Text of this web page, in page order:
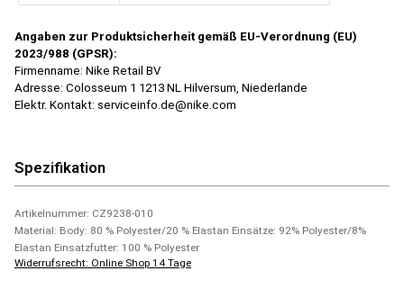
Angaben zur Produktsicherheit gemäß EU-Verordnung (EU)
2023/988 (GPSR):
Firmenname: Nike Retail BV
Adresse: Colosseum 1 1213 NL Hilversum, Niederlande
Elektr. Kontakt: serviceinfo.de@nike.com
Spezifikation
Artikelnummer: CZ9238-010
Material: Body: 80 % Polyester/20 % Elastan Einsätze: 92% Polyester/8%
Elastan Einsatzfutter: 100 % Polyester
Widerrufsrecht: Online Shop 14 Tage